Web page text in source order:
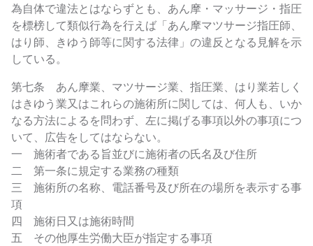
為自体で違法とはならずとも、あん摩・マッサージ・指圧
を標榜して類似行為を行えば「あん摩マツサージ指圧師、
はり師、きゆう師等に関する法律」の違反となる見解を示
している。
第七条 あん摩業、マツサージ業、指圧業、はり業若しく
はきゆう業又はこれらの施術所に関しては、何人も、いか
なる方法によるを問わず、左に掲げる事項以外の事項につ
いて、広告をしてはならない。
一 施術者である旨並びに施術者の氏名及び住所
二 第一条に規定する業務の種類
三 施術所の名称、電話番号及び所在の場所を表示する事
項
四 施術日又は施術時間
五 その他厚生労働大臣が指定する事項